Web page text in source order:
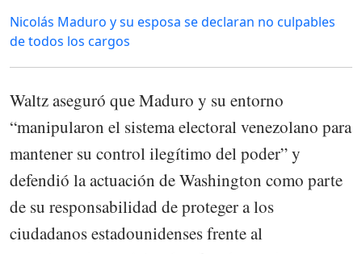
Nicolás Maduro y su esposa se declaran no culpables
de todos los cargos
Waltz aseguró que Maduro y su entorno
“manipularon el sistema electoral venezolano para
mantener su control ilegítimo del poder” y
defendió la actuación de Washington como parte
de su responsabilidad de proteger a los
ciudadanos estadounidenses frente al